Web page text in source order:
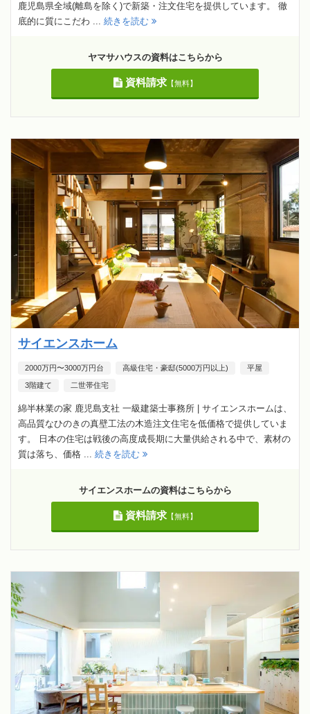
鹿児島県全域(離島を除く)で新築・注文住宅を提供しています。 徹
底的に質にこだわ ... 続きを読む
ヤマサハウスの資料はこちらから
資料請求【無料】
サイエンスホーム
2000万円〜3000万円台 高級住宅・豪邸(5000万円以上) 平屋
3階建て 二世帯住宅
綿半林業の家 鹿児島支社 一級建築士事務所 | サイエンスホームは、
高品質なひのきの真壁工法の木造注文住宅を低価格で提供していま
す。 日本の住宅は戦後の高度成長期に大量供給される中で、素材の
質は落ち、価格 ... 続きを読む
サイエンスホームの資料はこちらから
資料請求【無料】